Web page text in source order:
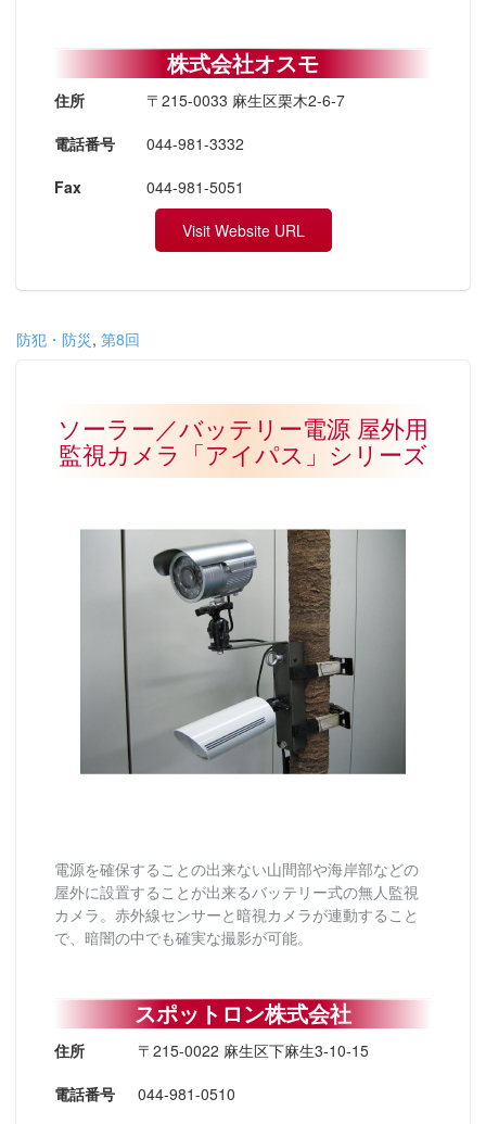
株式会社オスモ
住所
〒215-0033 麻生区栗木2-6-7
電話番号
044-981-3332
Fax
044-981-5051
Visit Website URL
防犯・防災, 第8回
ソーラー／バッテリー電源 屋外用
監視カメラ「アイパス」シリーズ
電源を確保することの出来ない山間部や海岸部などの
屋外に設置することが出来るバッテリー式の無人監視
カメラ。赤外線センサーと暗視カメラが連動すること
で、暗闇の中でも確実な撮影が可能。
スポットロン株式会社
住所
〒215-0022 麻生区下麻生3-10-15
電話番号
044-981-0510